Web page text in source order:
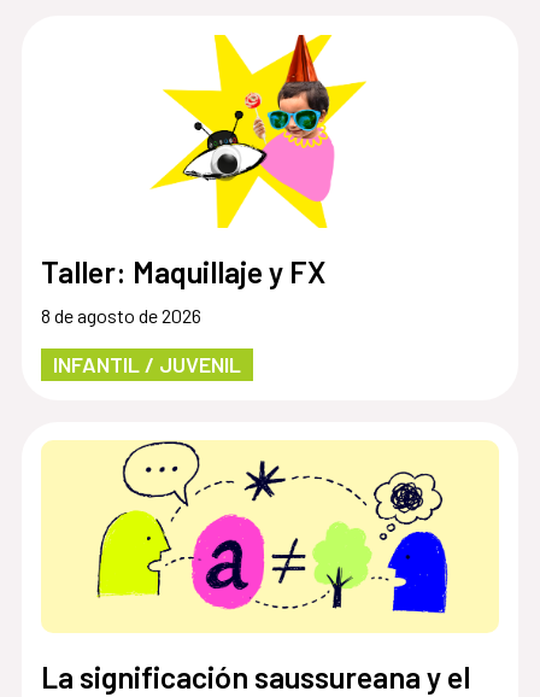
Taller: Maquillaje y FX
8 de agosto de 2026
INFANTIL / JUVENIL
La significación saussureana y el